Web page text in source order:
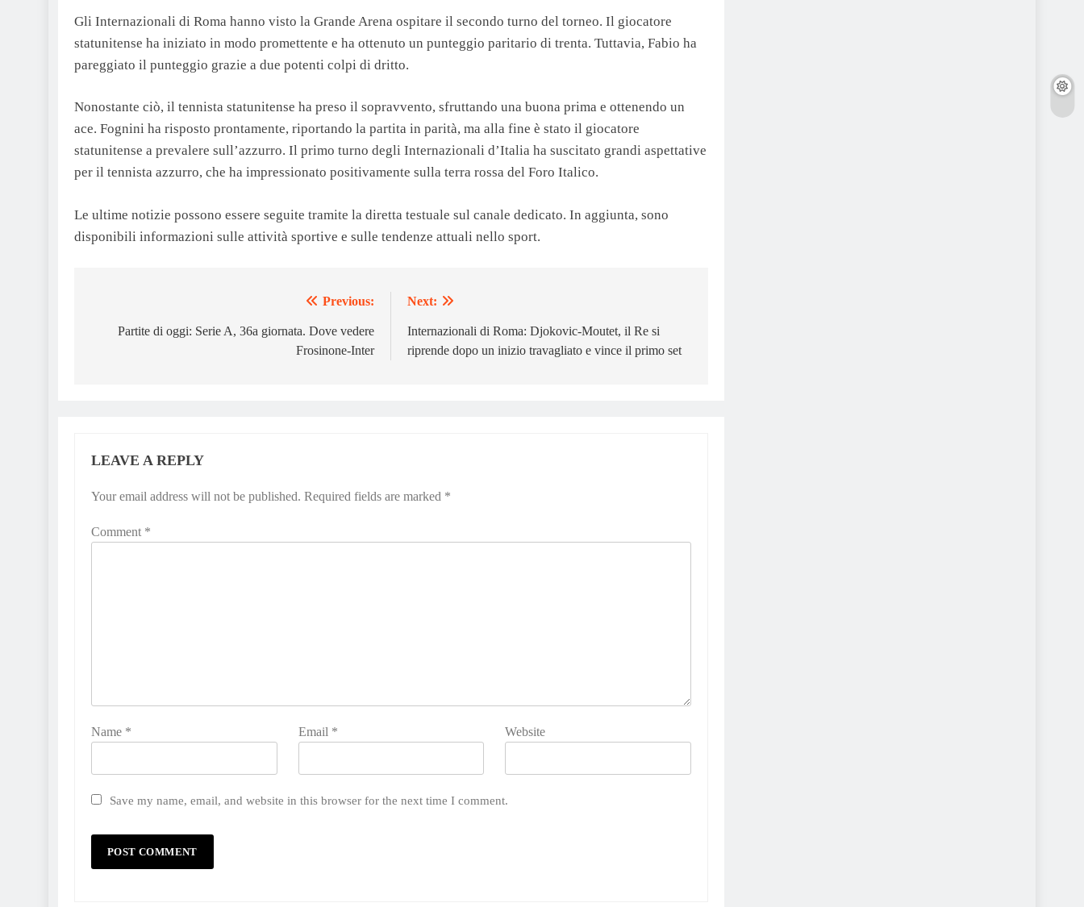
Gli Internazionali di Roma hanno visto la Grande Arena ospitare il secondo turno del torneo. Il giocatore
statunitense ha iniziato in modo promettente e ha ottenuto un punteggio paritario di trenta. Tuttavia, Fabio ha
pareggiato il punteggio grazie a due potenti colpi di dritto.
Nonostante ciò, il tennista statunitense ha preso il sopravvento, sfruttando una buona prima e ottenendo un
ace. Fognini ha risposto prontamente, riportando la partita in parità, ma alla fine è stato il giocatore
statunitense a prevalere sull’azzurro. Il primo turno degli Internazionali d’Italia ha suscitato grandi aspettative
per il tennista azzurro, che ha impressionato positivamente sulla terra rossa del Foro Italico.
Le ultime notizie possono essere seguite tramite la diretta testuale sul canale dedicato. In aggiunta, sono
disponibili informazioni sulle attività sportive e sulle tendenze attuali nello sport.
navigation
Previous:
Partite di oggi: Serie A, 36a giornata. Dove vedere
Frosinone-Inter
Next:
Internazionali di Roma: Djokovic-Moutet, il Re si
riprende dopo un inizio travagliato e vince il primo set
LEAVE A REPLY
Your email address will not be published. Required fields are marked *
Comment *
Name * Email * Website
Save my name, email, and website in this browser for the next time I comment.